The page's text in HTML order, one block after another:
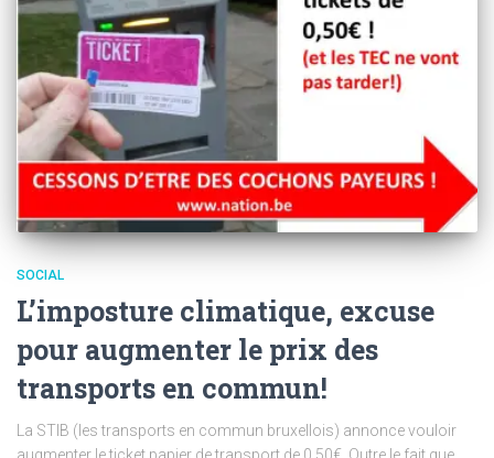
SOCIAL
L’imposture climatique, excuse
pour augmenter le prix des
transports en commun!
La STIB (les transports en commun bruxellois) annonce vouloir